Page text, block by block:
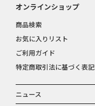
ニュース
オンラインショップ
商品検索
お気に入りリスト
ご利用ガイド
特定商取引法に基づく表記